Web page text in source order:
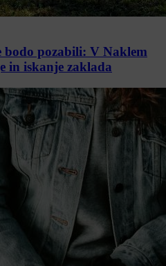
bodo pozabili: V Naklem
in iskanje zaklada